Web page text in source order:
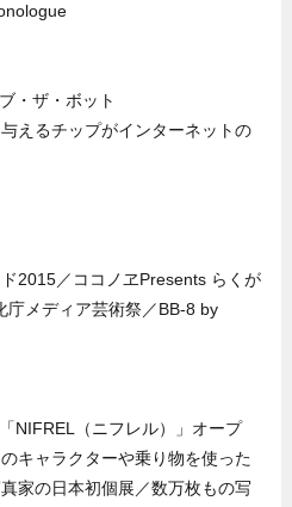
・ザ・ボット
えるチップがインターネットの
2015／ココノヱPresents らくが
庁メディア芸術祭／BB-8 by
NIFREL（ニフレル）」オープ
キャラクターや乗り物を使った
家の日本初個展／数万枚もの写